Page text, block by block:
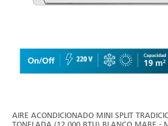
AIRE ACONDICIONADO MINI SPLIT